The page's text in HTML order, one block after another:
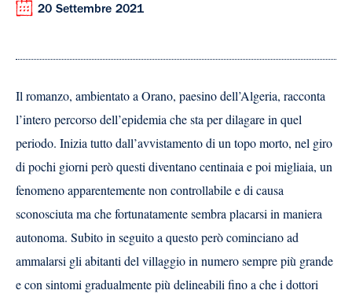
20 Settembre 2021
Il romanzo, ambientato a Orano, paesino dell’Algeria, racconta
l’intero percorso dell’epidemia che sta per dilagare in quel
periodo. Inizia tutto dall’avvistamento di un topo morto, nel giro
di pochi giorni però questi diventano centinaia e poi migliaia, un
fenomeno apparentemente non controllabile e di causa
sconosciuta ma che fortunatamente sembra placarsi in maniera
autonoma. Subito in seguito a questo però cominciano ad
ammalarsi gli abitanti del villaggio in numero sempre più grande
e con sintomi gradualmente più delineabili fino a che i dottori